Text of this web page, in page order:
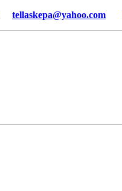
tellaskepa@yahoo.com